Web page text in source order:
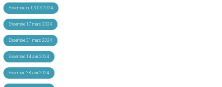
Ensemble du 03 03 2024
Ensemble 17 mars 2024
Ensemble 31 mars 2024
Ensemble 14 avril 2024
Ensemble 28 avril 2024